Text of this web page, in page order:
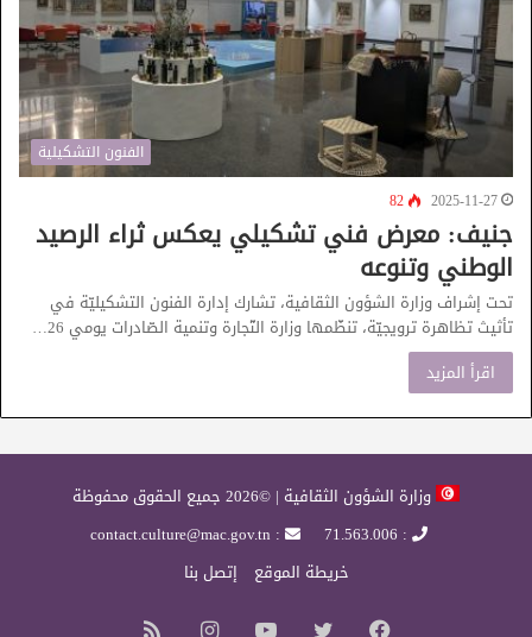
الفنون التشكيلية
2025-11-27
82
جنيف: معرض فني تشكيلي يعكس ثراء الرصيد
الوطني وتنوعه
تحت إشراف وزارة الشؤون الثقافية، تشارك إدارة الفنون التشكيليّة في
تأثيث تظاهرة ترويجيّة، تنظّمها وزارة التّجارة وتنمية الصّادرات يومي 26…
اقرأ المزيد
وزارة الشؤون الثقافية | ©2026 جميع الحقوق محفوظة
: 71.563.006
: contact.culture@mac.gov.tn
خريطة الموقع
إتصل بنا